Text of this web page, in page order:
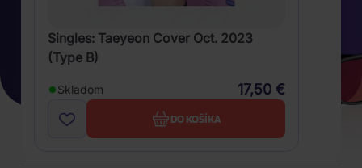
Singles: Taeyeon Cover Oct. 2023
(Type B)
Skladom 17,50 €
DO KOŠÍKA